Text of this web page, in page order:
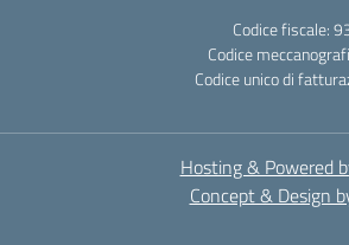
Codice fiscale:
Codice
Codice unico di
Hosting & Powered
Concept & Design